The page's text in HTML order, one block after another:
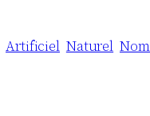
Artificiel Naturel